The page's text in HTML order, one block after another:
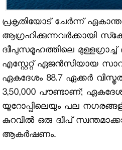
പ്രകൃതിയോട് ചേര്‍ന്ന്
ആഗ്രഹിക്കുന്നവര്‍ക്കായി
ദ്വീപുസമൂഹത്തിലെ
എസ്റ്റേറ്റ് ഏജന്‍സിയായ
ഏകദേശം 88.7 ഏക്കര്‍
3,50,000 പൗണ്ടാണ്;
യൂറോപ്പിലെയും പല
കുറവില്‍ ഒരു ദ്വീപ്
ആകര്‍ഷണം.